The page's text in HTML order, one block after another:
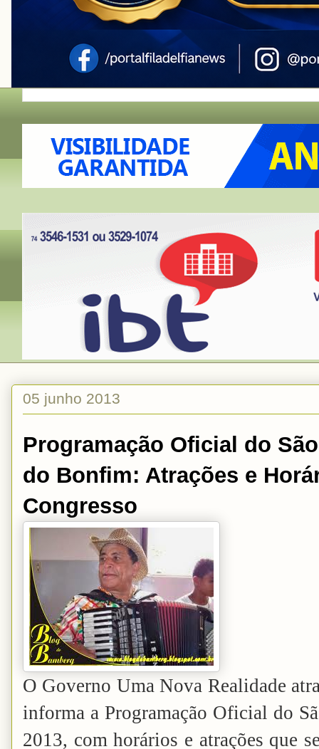
05 junho 2013
Programação Oficial do
do Bonfim: Atrações e
Congresso
O Governo Uma Nova Realidade
informa a Programação Oficial do
2013, com horários e atrações que